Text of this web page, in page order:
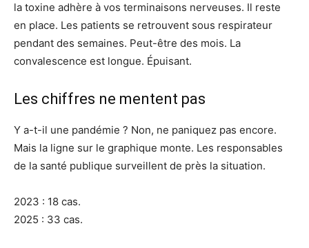
la toxine adhère à vos terminaisons nerveuses. Il reste
en place. Les patients se retrouvent sous respirateur
pendant des semaines. Peut-être des mois. La
convalescence est longue. Épuisant.
Les chiffres ne mentent pas
Y a-t-il une pandémie ? Non, ne paniquez pas encore.
Mais la ligne sur le graphique monte. Les responsables
de la santé publique surveillent de près la situation.
2023 : 18 cas.
2025 : 33 cas.